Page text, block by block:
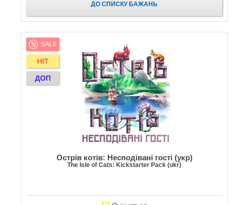
ДО СПИСКУ БАЖАНЬ
SALE
HIT
ДОП
Острів котів: Несподівані гості (укр)
The Isle of Cats: Kickstarter Pack (ukr)